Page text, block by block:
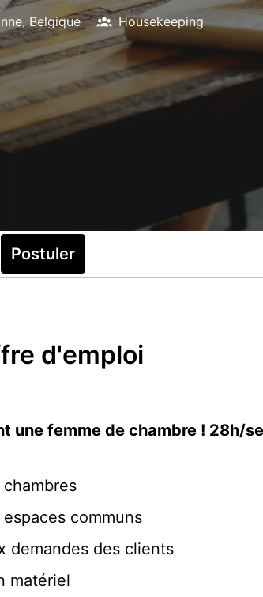
, Belgique Housekeeping
Postuler
d'emploi
une femme de chambre ! 28h/
communs
demandes des clients
matériel